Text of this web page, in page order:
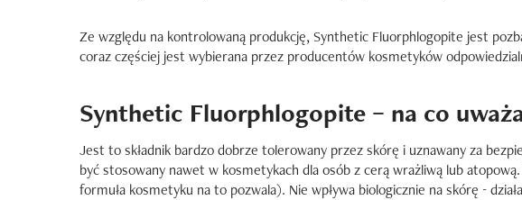
Ze względu na kontrolowaną produkcję, Synthetic Fluorphlogopite jest
coraz częściej jest wybierana przez producentów kosmetyków
Synthetic Fluorphlogopite – na co
Jest to składnik bardzo dobrze tolerowany przez skórę i uznawany za
być stosowany nawet w kosmetykach dla osób z cerą wrażliwą lub
formuła kosmetyku na to pozwala). Nie wpływa biologicznie na skórę -